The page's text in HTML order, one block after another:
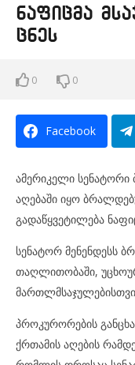
ნაფიცმა
ცნეს
0 0
Facebook
ამერიკელი სენატორი
აღებაში იყო
გადაწყვეტილება
სენატორ მენენდესს
თაღლითობაში,
პროკურორების
ქრთამის აღების